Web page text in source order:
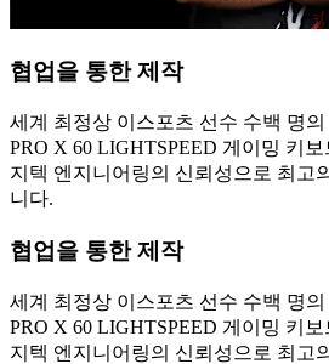
협업을 통한 제작
세계 최정상 이스포츠 선수 수백 명
PRO X 60 LIGHTSPEED 게이밍 키
지텍 엔지니어링의 신뢰성으로 최고
니다.
협업을 통한 제작
세계 최정상 이스포츠 선수 수백 명
PRO X 60 LIGHTSPEED 게이밍 키
지텍 엔지니어링의 신뢰성으로 최고